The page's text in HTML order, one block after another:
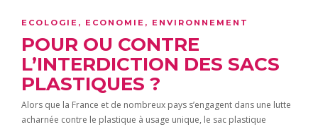
ECOLOGIE , ECONOMIE , ENVIRONNEMENT
POUR OU CONTRE
L’INTERDICTION DES SACS
PLASTIQUES ?
Alors que la France et de nombreux pays s’engagent dans une lutte
acharnée contre le plastique à usage unique, le sac plastique